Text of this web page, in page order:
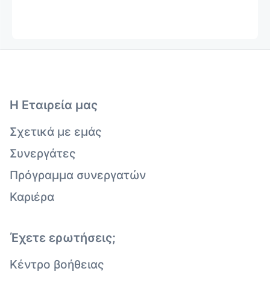
Η Εταιρεία μας
Σχετικά με εμάς
Συνεργάτες
Πρόγραμμα συνεργατών
Καριέρα
Έχετε ερωτήσεις;
Κέντρο βοήθειας